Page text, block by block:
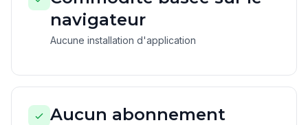
navigateur
Aucune installation d'application
Aucun abonnement